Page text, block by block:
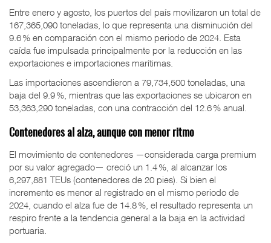
Entre enero y agosto, los puertos del país movilizaron un total de
167,365,090 toneladas, lo que representa una disminución del
9.6 % en comparación con el mismo periodo de 2024. Esta
caída fue impulsada principalmente por la reducción en las
exportaciones e importaciones marítimas.
Las importaciones ascendieron a 79,734,500 toneladas, una
baja del 9.9 %, mientras que las exportaciones se ubicaron en
53,363,290 toneladas, con una contracción del 12.6 % anual.
Contenedores al alza, aunque con menor ritmo
El movimiento de contenedores —considerada carga premium
por su valor agregado— creció un 1.4 %, al alcanzar los
6,297,881 TEUs (contenedores de 20 pies). Si bien el
incremento es menor al registrado en el mismo periodo de
2024, cuando el alza fue de 14.8 %, el resultado representa un
respiro frente a la tendencia general a la baja en la actividad
portuaria.